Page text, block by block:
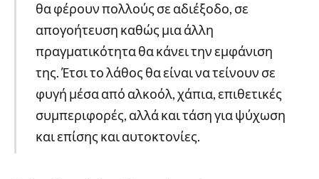
θα φέρουν πολλούς σε αδιέξοδο, σε
απογοήτευση καθώς μια άλλη
πραγματικότητα θα κάνει την εμφάνιση
της. Έτσι το λάθος θα είναι να τείνουν σε
φυγή μέσα από αλκοόλ, χάπια, επιθετικές
συμπεριφορές, αλλά και τάση για ψύχωση
και επίσης και αυτοκτονίες.